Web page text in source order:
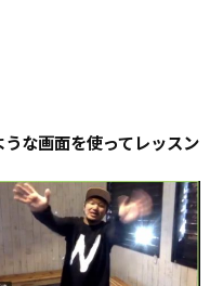
な画面を使ってレッスン